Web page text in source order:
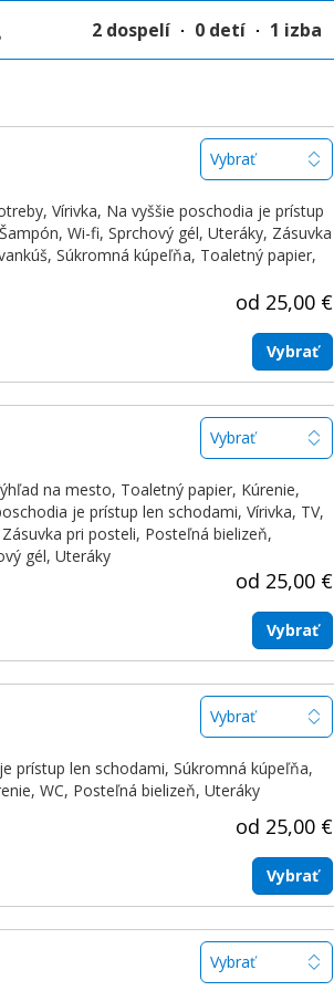
2 dospelí 0 detí 1 izba
, Vírivka, Na vyššie poschodia je prístup
Šampón, Wi-fi, Sprchový gél, Uteráky, Zásuvka
, Súkromná kúpeľňa, Toaletný papier,
od 25,00 €
Vybrať
na mesto, Toaletný papier, Kúrenie,
je prístup len schodami, Vírivka, TV,
Zásuvka pri posteli, Posteľná bielizeň,
gél, Uteráky
od 25,00 €
Vybrať
prístup len schodami, Súkromná kúpeľňa,
, WC, Posteľná bielizeň, Uteráky
od 25,00 €
Vybrať